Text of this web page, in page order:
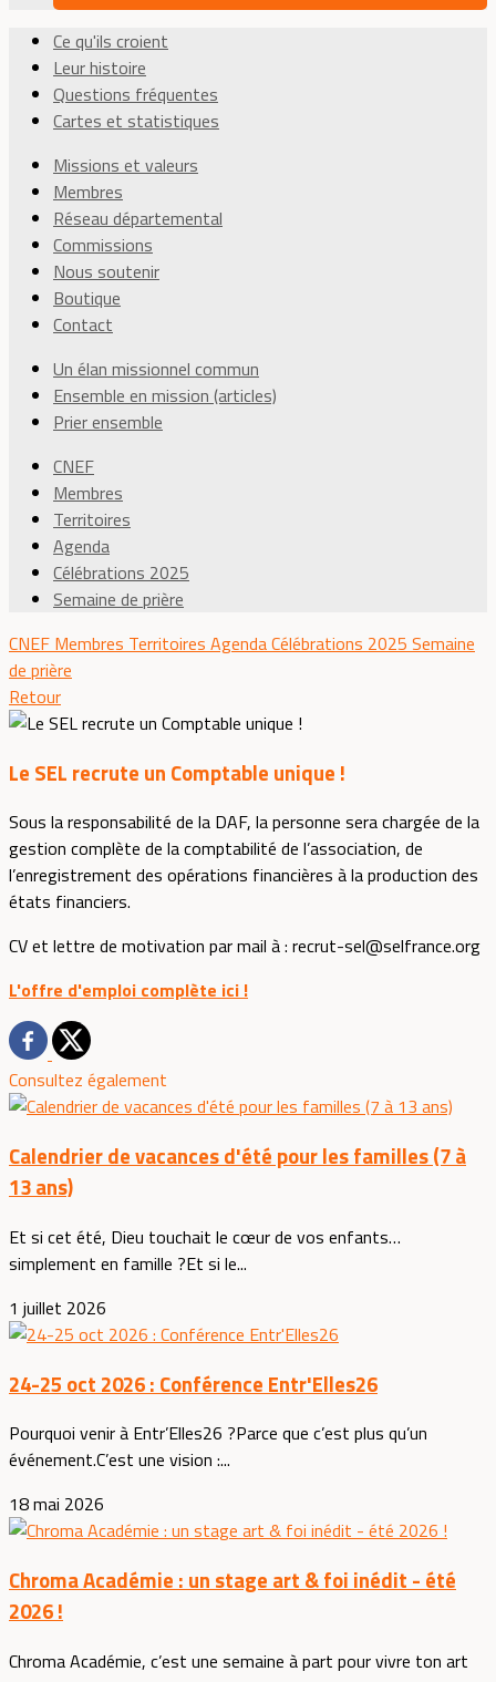
Ce qu'ils croient
Leur histoire
Questions fréquentes
Cartes et statistiques
Missions et valeurs
Membres
Réseau départemental
Commissions
Nous soutenir
Boutique
Contact
Un élan missionnel commun
Ensemble en mission (articles)
Prier ensemble
CNEF
Membres
Territoires
Agenda
Célébrations 2025
Semaine de prière
CNEF Membres Territoires AgendaCélébrations 2025 Semaine
de prière
Retour
Le SEL recrute un Comptable unique !
Sous la responsabilité de la DAF, la personne sera chargée de la
gestion complète de la comptabilité de l’association, de
l’enregistrement des opérations financières à la production des
états financiers.
CV et lettre de motivation par mail à : recrut-sel@selfrance.org
L'offre d'emploi complète ici !
Consultez également
Calendrier de vacances d'été pour les familles (7 à
13 ans)
Et si cet été, Dieu touchait le cœur de vos enfants…
simplement en famille ?Et si le...
1 juillet 2026
24-25 oct 2026 : Conférence Entr'Elles26
Pourquoi venir à Entr’Elles26 ?Parce que c’est plus qu’un
événement.C’est une vision :...
18 mai 2026
Chroma Académie : un stage art & foi inédit - été
2026 !
Chroma Académie, c’est une semaine à part pour vivre ton art